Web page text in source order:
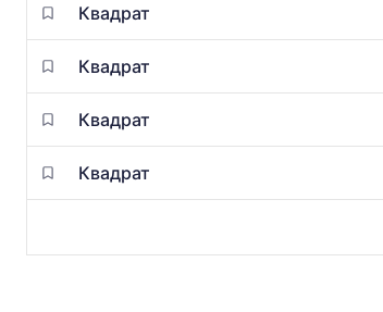
Квадрат
Квадрат
Квадрат
Квадрат